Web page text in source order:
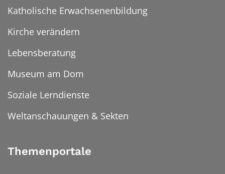
Katholische Erwachsenenbildung
Kirche verändern
Lebensberatung
Museum am Dom
Soziale Lerndienste
Weltanschauungen & Sekten
Themenportale